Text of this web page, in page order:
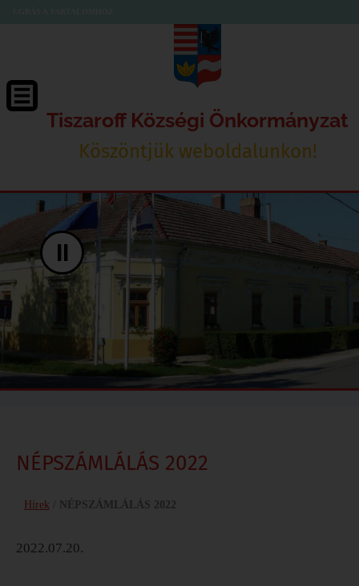
Tiszaroff Községi Önkormányzat
Köszöntjük weboldalunkon!
II
NÉPSZÁMLÁLÁS 2022
Hírek NÉPSZÁMLÁLÁS 2022
2022.07.20.